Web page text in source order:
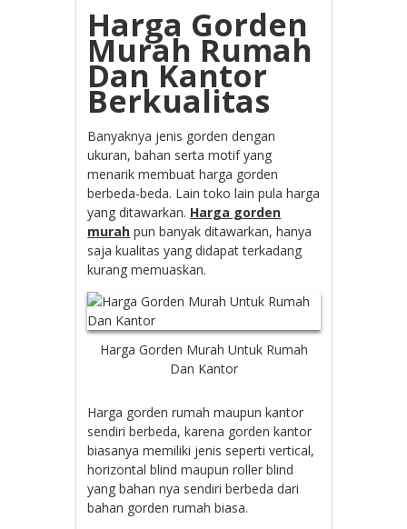
Harga Gorden
Murah Rumah
Dan Kantor
Berkualitas
Banyaknya jenis gorden dengan
ukuran, bahan serta motif yang
menarik membuat harga gorden
berbeda-beda. Lain toko lain pula harga
yang ditawarkan. Harga gorden
murah pun banyak ditawarkan, hanya
saja kualitas yang didapat terkadang
kurang memuaskan.
Harga Gorden Murah Untuk Rumah
Dan Kantor
Harga gorden rumah maupun kantor
sendiri berbeda, karena gorden kantor
biasanya memiliki jenis seperti vertical,
horizontal blind maupun roller blind
yang bahan nya sendiri berbeda dari
bahan gorden rumah biasa.